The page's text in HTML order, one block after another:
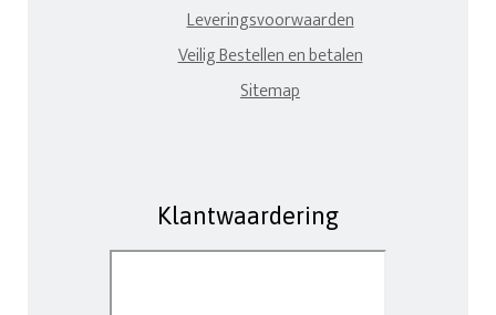
Leveringsvoorwaarden
Veilig Bestellen en betalen
Sitemap
Klantwaardering